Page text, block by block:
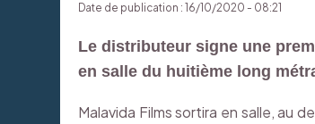
Date de publication : 16/10/2020 - 08:21
Le distributeur signe une
en salle du huitième long
Malavida Films sortira en salle, au